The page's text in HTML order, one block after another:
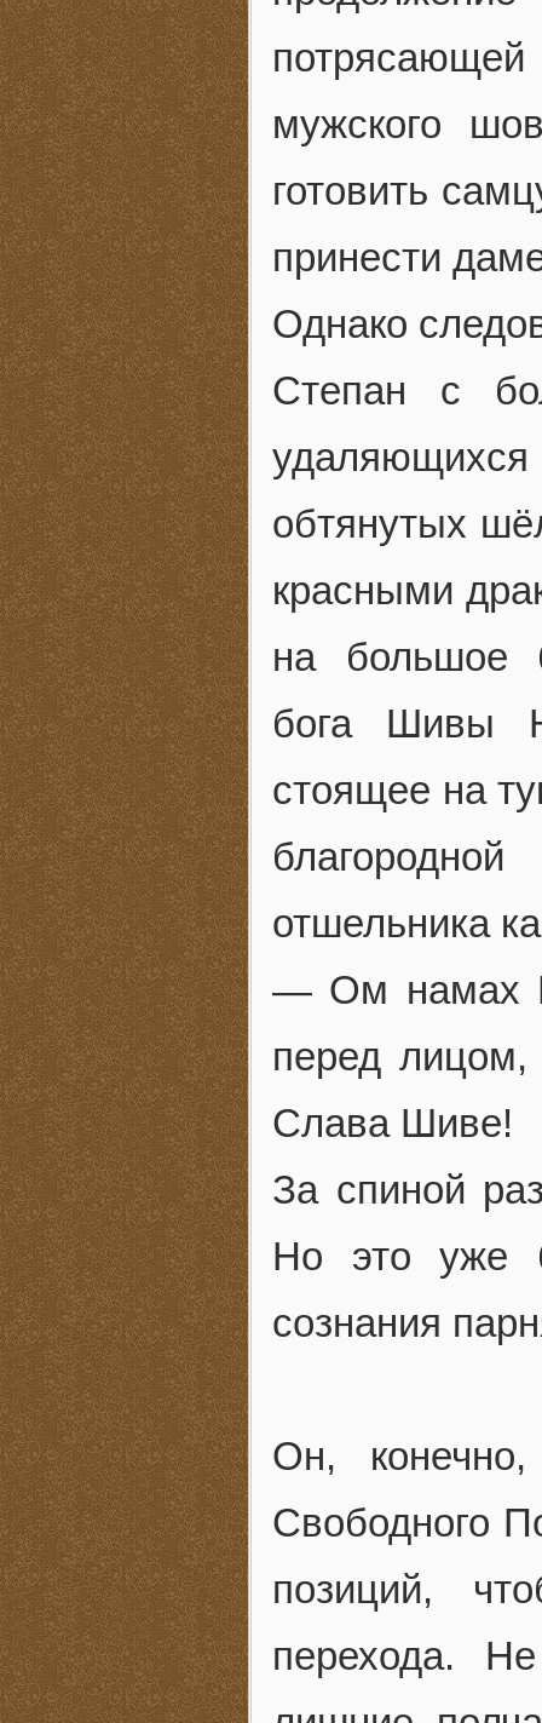
мужского
готовить
принести
Однако
Степан с
обтянутых
красными
на большое
бога Шивы
стоящее на
отшельника
— Ом намах
перед
Слава Шиве!
За спиной
Но это уже
сознания
Он,
Свободного
позиций,
перехода.